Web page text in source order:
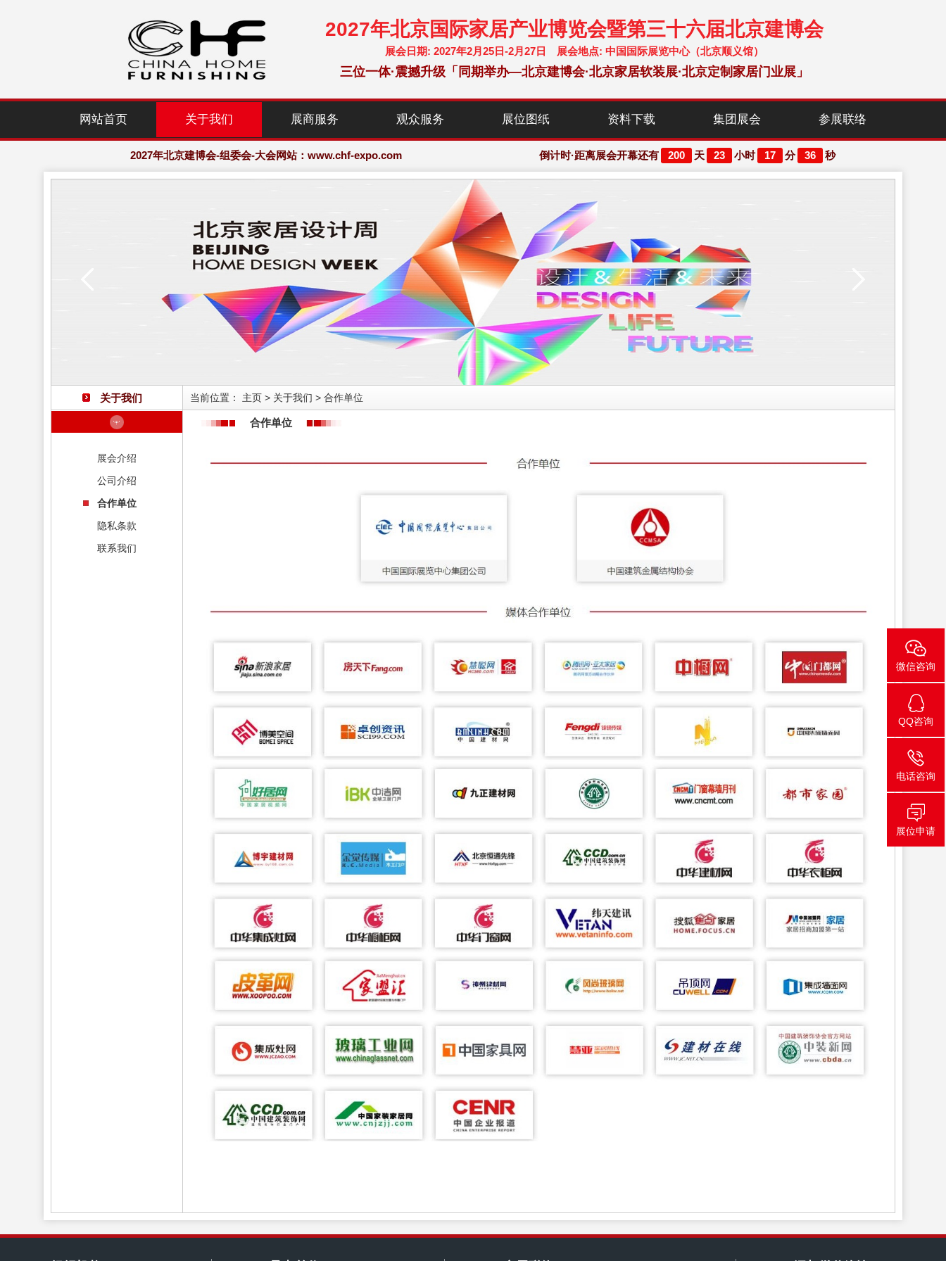
2027年北京国际家居产业博览会暨第三十六届北京建博会
展会日期: 2027年2月25日-2月27日 展会地点: 中国国际展览中心（北京顺义馆）
三位一体·震撼升级「同期举办—北京建博会·北京家居软装展·北京定制家居门业展」
网站首页 关于我们 展商服务 观众服务 展位图纸 资料下载 集团展会 参展联络
2027年北京建博会-组委会-大会网站：www.chf-expo.com
2027年北京建博会-组委会-大会网站：www.chf-expo.com
欢迎访问·2027年北京国际家居产业博览会·大会网站
倒计时·距离展会开幕还有 200 天 23 小时 17 分 35 秒
关于我们
展会介绍
公司介绍
合作单位
隐私条款
联系我们
当前位置： 主页 > 关于我们 > 合作单位
合作单位
微信咨询
QQ咨询
电话咨询
展位申请